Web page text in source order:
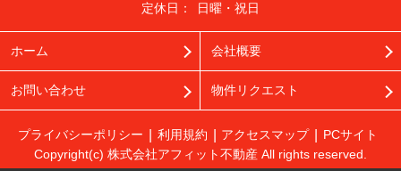
定休日：
日曜・祝日
ホーム 会社概要
お問い合わせ 物件リクエスト
プライバシーポリシー 利用規約 アクセスマップ
PCサイト
Copyright(c) 株式会社アフィット不動産 All rights reserved.